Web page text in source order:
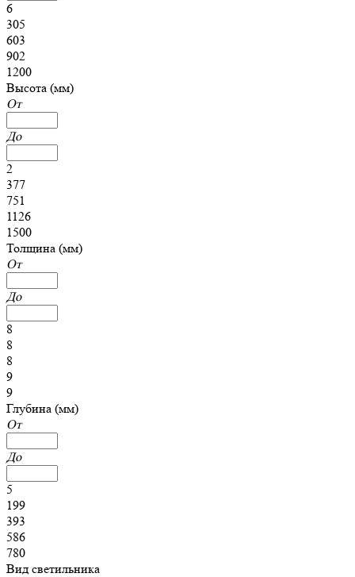
6
305
603
902
1200
Высота (мм)
От
До
2
377
751
1126
1500
Толщина (мм)
От
До
8
8
8
9
9
Глубина (мм)
От
До
5
199
393
586
780
Вид светильника